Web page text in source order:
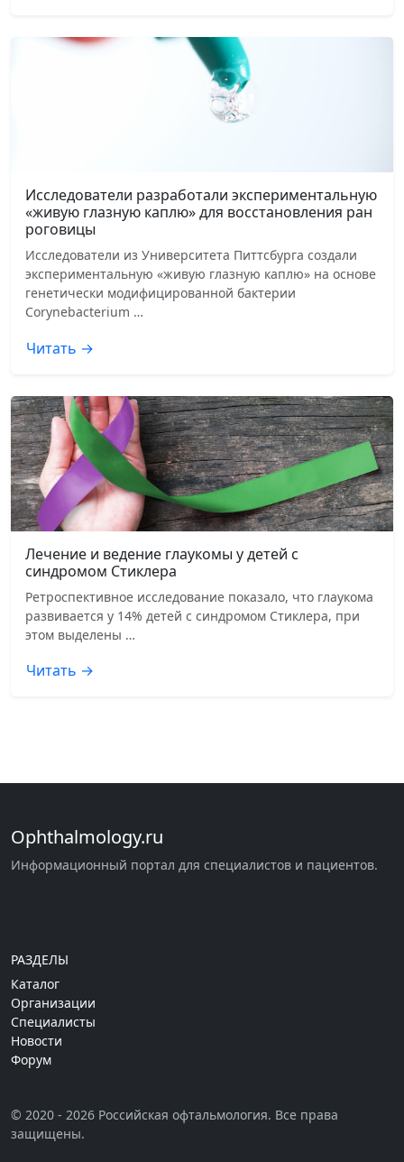
Исследователи разработали экспериментальную
«живую глазную каплю» для восстановления ран
роговицы
Исследователи из Университета Питтсбурга создали
экспериментальную «живую глазную каплю» на основе
генетически модифицированной бактерии
Corynebacterium …
Читать →
Лечение и ведение глаукомы у детей с
синдромом Стиклера
Ретроспективное исследование показало, что глаукома
развивается у 14% детей с синдромом Стиклера, при
этом выделены …
Читать →
Ophthalmology.ru
Информационный портал для специалистов и пациентов.
РАЗДЕЛЫ
Каталог
Организации
Специалисты
Новости
Форум
© 2020 - 2026 Российская офтальмология. Все права
защищены.